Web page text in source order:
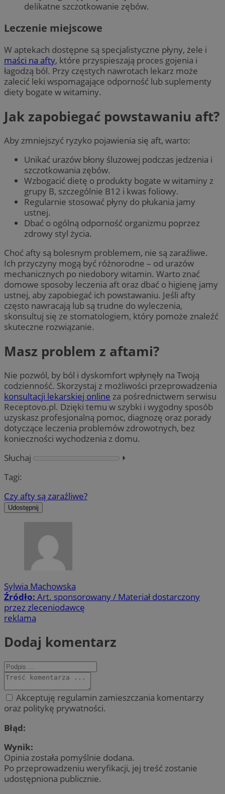
delikatne szczotkowanie zębów.
Leczenie miejscowe
W aptekach dostępne są specjalistyczne płyny, żele i
maści na afty, które przyspieszają proces gojenia i
łagodzą ból. Przy częstych nawrotach lekarz może
zalecić leki wspomagające odporność lub suplementy
diety bogate w witaminy.
Jak zapobiegać powstawaniu aft?
Aby zmniejszyć ryzyko pojawienia się aft, warto:
Unikać urazów błony śluzowej podczas jedzenia i
szczotkowania zębów.
Wzbogacić dietę o produkty bogate w witaminy z
grupy B, szczególnie B12 i kwas foliowy.
Regularnie stosować płyny do płukania jamy
ustnej.
Dbać o ogólną odporność organizmu poprzez
zdrowy styl życia.
Choć afty są bolesnym problemem, nie są zaraźliwe.
Ich przyczyny mogą być różnorodne – od urazów
mechanicznych po niedobory witamin. Warto znać
domowe sposoby leczenia aft oraz dbać o higienę jamy
ustnej, aby zapobiegać ich powstawaniu. Jeśli afty
często nawracają lub są trudne do wyleczenia,
skonsultuj się ze stomatologiem, który pomoże znaleźć
skuteczne rozwiązanie.
Masz problem z aftami?
Nie pozwól, by ból i dyskomfort wpłynęły na Twoją
codzienność. Skorzystaj z możliwości przeprowadzenia
konsultacji lekarskiej online za pośrednictwem serwisu
Receptovo.pl. Dzięki temu w szybki i wygodny sposób
uzyskasz profesjonalną pomoc, diagnozę oraz porady
dotyczące leczenia problemów zdrowotnych, bez
konieczności wychodzenia z domu.
Słuchaj
⏵︎
Tagi:
Czy afty są zaraźliwe?
Udostępnij
Sylwia Machowska
Źródło: Art. sponsorowany / Materiał dostarczony
przez zleceniodawcę
reklama
Dodaj komentarz
Akceptuję regulamin zamieszczania komentarzy
oraz politykę prywatności.
Błąd:
Wynik:
Opinia została pomyślnie dodana.
Po przeprowadzeniu weryfikacji, jej treść zostanie
udostępniona publicznie.